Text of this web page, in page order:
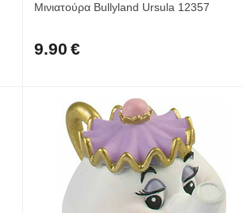
Μινιατούρα Bullyland Ursula 12357
9.90 €